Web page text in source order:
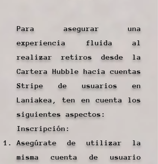
Para asegurar una
experiencia fluida al
realizar retiros desde la
Cartera Hubble hacia cuentas
Stripe de usuarios en
Laniakea, ten en cuenta los
siguientes aspectos:
Inscripción:
Asegúrate de utilizar la
misma cuenta de usuario